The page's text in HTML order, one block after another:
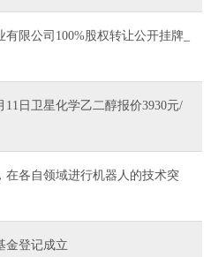
限公司100%股权转让公开挂牌_
11日卫星化学乙二醇报价3930元/
在各自领域进行机器人的技术突
金登记成立